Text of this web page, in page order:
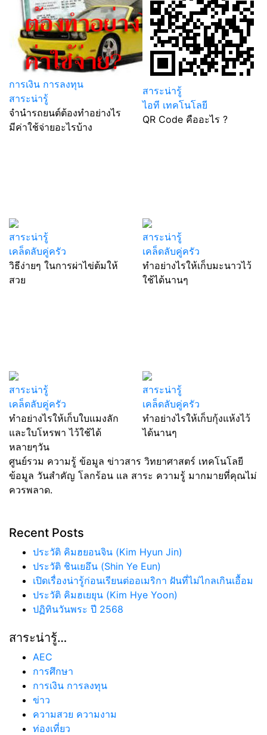
การเงิน การลงทุน
สาระน่ารู้
จำนำรถยนต์ต้องทำอย่างไร
มีค่าใช้จ่ายอะไรบ้าง
สาระน่ารู้
ไอที เทคโนโลยี
QR Code คืออะไร ?
สาระน่ารู้
เคล็ดลับคู่ครัว
วิธีง่ายๆ ในการผ่าไข่ต้มให้
สวย
สาระน่ารู้
เคล็ดลับคู่ครัว
ทำอย่างไรให้เก็บมะนาวไว้
ใช้ได้นานๆ
สาระน่ารู้
เคล็ดลับคู่ครัว
ทำอย่างไรให้เก็บใบแมงลัก
และใบโหรพา ไว้ใช้ได้
หลายๆวัน
สาระน่ารู้
เคล็ดลับคู่ครัว
ทำอย่างไรให้เก็บกุ้งแห้งไว้
ได้นานๆ
ศูนย์รวม ความรู้ ข้อมูล ข่าวสาร วิทยาศาสตร์ เทคโนโลยี
ข้อมูล วันสำคัญ โลกร้อน แล สาระ ความรู้ มากมายที่คุณไม่
ควรพลาด.
Recent Posts
ประวัติ คิมฮยอนจิน (Kim Hyun Jin)
ประวัติ ชินเยอึน (Shin Ye Eun)
เปิดเรื่องน่ารู้ก่อนเรียนต่ออเมริกา ฝันที่ไม่ไกลเกินเอื้อม
ประวัติ คิมฮเยยุน (Kim Hye Yoon)
ปฏิทินวันพระ ปี 2568
สาระน่ารู้…
AEC
การศึกษา
การเงิน การลงทุน
ข่าว
ความสวย ความงาม
ท่องเที่ยว